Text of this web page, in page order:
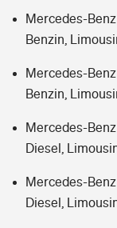
Typklassen: So
Sie haben Fragen?
Mercedes-Benz
Benzin,
Mercedes-Benz
Benzin,
Mercedes-Benz
Diesel,
Mercedes-Benz
Diesel,